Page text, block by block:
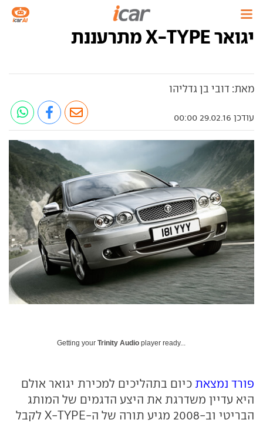
יגואר X-TYPE מתרעננת
מאת: דובי בן גדליהו
עודכן 29.02.16 00:00
Getting your Trinity Audio player ready...
פורד נמצאת כיום בתהליכים למכירת יגואר אולם
היא עדיין משדרגת את היצע הדגמים של המותג
הבריטי וב-2008 מגיע תורה של ה-X-TYPE לקבל